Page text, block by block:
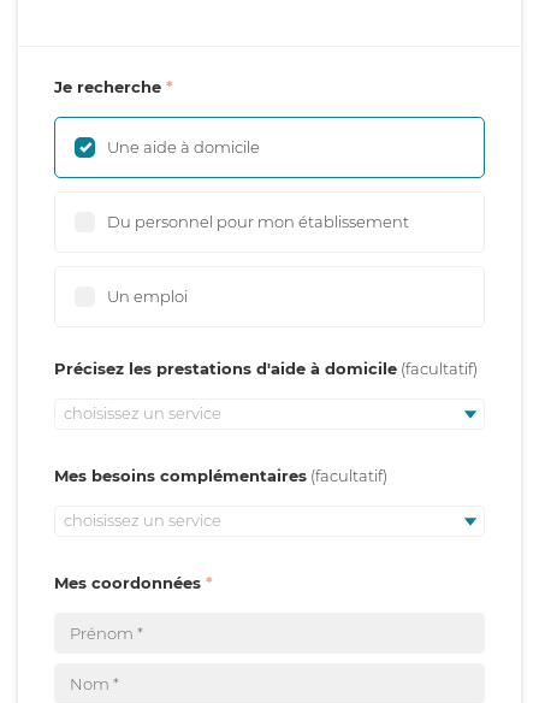
Je recherche
Une aide à domicile
Du personnel pour mon établissement
Un emploi
Précisez les prestations d'aide à domicile
choisissez un service
Mes besoins complémentaires
choisissez un service
Mes coordonnées